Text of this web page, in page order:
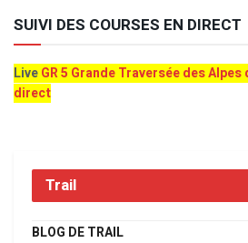
SUIVI DES COURSES EN DIRECT
LiveGR 5 Grande Traversée des
direct
Trail
BLOG DE TRAIL